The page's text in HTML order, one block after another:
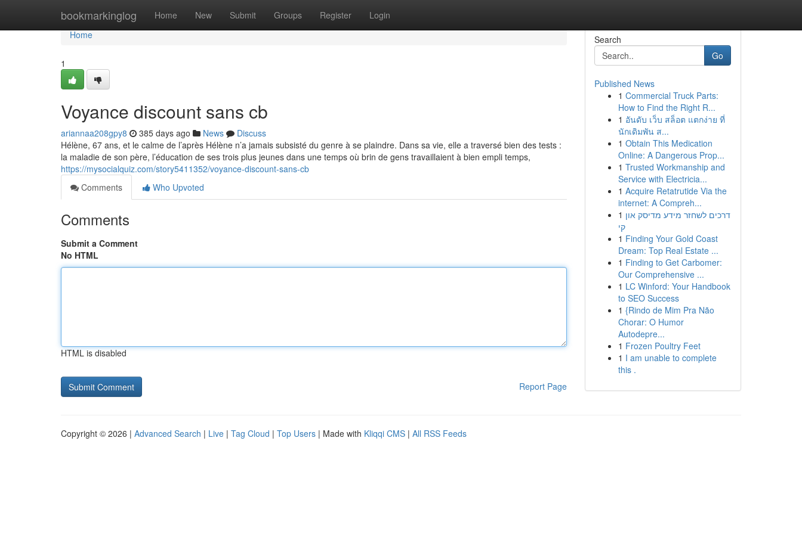
bookmarkinglog Home New Submit Groups Register Login
Home
Home
1
Voyance discount sans cb
ariannaa208gpy8 385 days ago News
Discuss
Hélène, 67 ans, et le calme de l’après Hélène n’a jamais subsisté du genre à se plaindre. Dans sa vie, elle a traversé bien des tests :
la maladie de son père, l’éducation de ses trois plus jeunes dans une temps où brin de gens travaillaient à bien empli temps,
https://mysocialquiz.com/story5411352/voyance-discount-sans-cb
Comments
Who Upvoted
Comments
Submit a Comment
No HTML
HTML is disabled
Report Page
Search
Go
Published News
1 Commercial Truck Parts:
How to Find the Right R...
1 อันดับ เว็บ สล็อต แตกง่าย ที่
นักเดิมพัน ส...
1 Obtain This Medication
Online: A Dangerous Prop...
1 Trusted Workmanship and
Service with Electricia...
1 Acquire Retatrutide Via the
internet: A Compreh...
1 דרכים לשחזר מידע מדיסק און
קי
1 Finding Your Gold Coast
Dream: Top Real Estate ...
1 Finding to Get Carbomer:
Our Comprehensive ...
1 LC Winford: Your Handbook
to SEO Success
1 {Rindo de Mim Pra Não
Chorar: O Humor
Autodepre...
1 Frozen Poultry Feet
1 I am unable to complete
this .
Copyright © 2026 | Advanced Search | Live | Tag Cloud | Top Users | Made with Kliqqi CMS | All RSS Feeds